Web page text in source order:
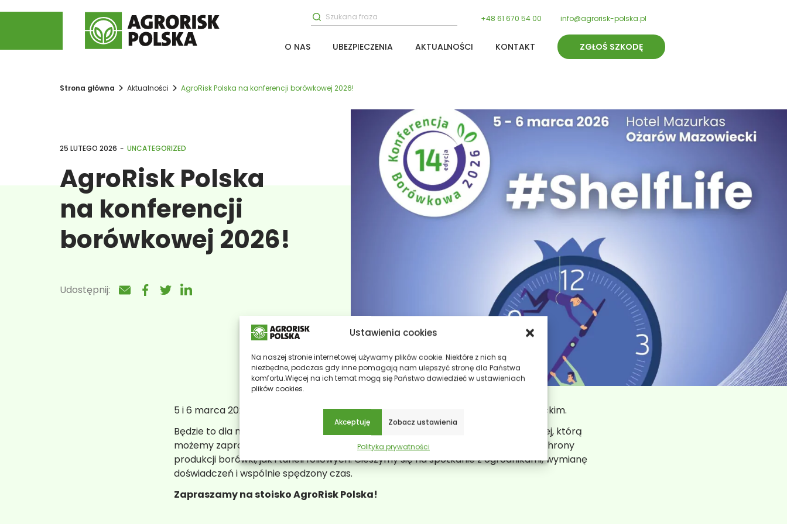
Ustawienia cookies
Na naszej stronie internetowej używamy plików cookie. Niektóre z nich są
niezbędne, podczas gdy inne pomagają nam ulepszyć stronę dla Państwa
komfortu.Więcej na ich temat mogą się Państwo dowiedzieć wustawieniach
plików cookies.
Akceptuję Zobacz ustawienia
Polityka prywatności
O NAS UBEZPIECZENIA AKTUALNOŚCI KONTAKT ZGŁOŚ SZKODĘ
+48 61 670 54 00 info@agrorisk-polska.pl
Strona główna > Aktualności > AgroRisk Polska na konferencji borówkowej 2026!
25 LUTEGO 2026 - UNCATEGORIZED
AgroRisk Polska
na konferencji
borówkowej 2026!
Udostępnij:
5 i 6 marca 2026 spotykamy się na konferencji borówkowej w Ożarowie Mazowieckim.
Będzie to dla nas okazja do rozmowy o specjalistycznej ochronie ubezpieczeniowej, którą
możemy zaproponować producentom owoców miękkich zarówno w aspekcie ochrony
produkcji borówki, jak i tuneli foliowych. Cieszymy się na spotkanie z ogrodnikami, wymianę
doświadczeń i wspólnie spędzony czas.
Zapraszamy na stoisko AgroRisk Polska!